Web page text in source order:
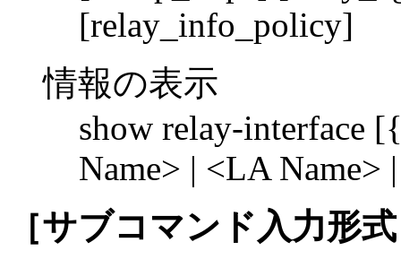
[relay_info_policy]
情報の表示
show relay-interface
Name> | <LA
［サブコマンド入力形